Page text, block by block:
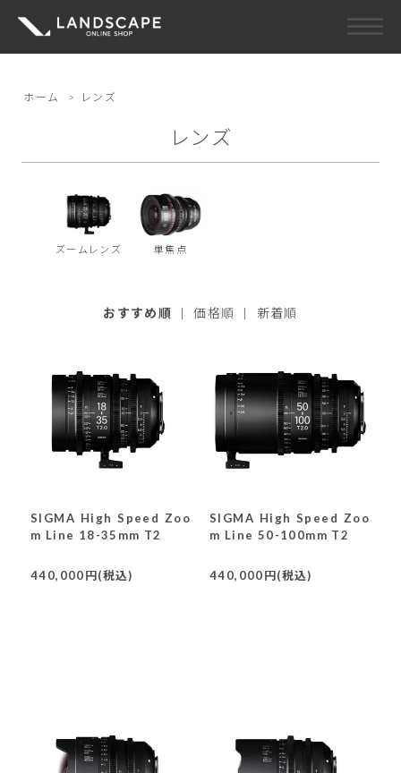
ホーム > レンズ
レンズ
ズームレンズ 単焦点
おすすめ順 |価格順 | 新着順
SIGMA High Speed Zoo
m Line 18-35mm T2
440,000円(税込)
SIGMA High Speed Zoo
m Line 50-100mm T2
440,000円(税込)